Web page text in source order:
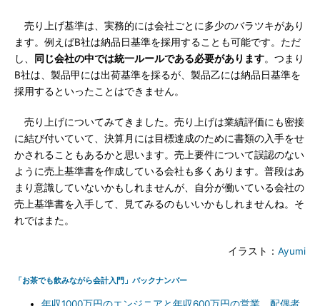
売り上げ基準は、実務的には会社ごとに多少のバラツキがあり
ます。例えばB社は納品日基準を採用することも可能です。ただ
し、
同じ会社の中では統一ルールである必要があります。つまり
B社は、製品甲には出荷基準を採るが、製品乙には納品日基準を
採用するといったことはできません。
売り上げについてみてきました。売り上げは業績評価にも密接
に結び付いていて、決算月には目標達成のために書類の入手をせ
かされることもあるかと思います。売上要件について誤認のない
ように売上基準書を作成している会社も多くあります。普段はあ
まり意識していないかもしれませんが、自分が働いている会社の
売上基準書を入手して、見てみるのもいいかもしれませんね。そ
れではまた。
イラスト： Ayumi
「お茶でも飲みながら会計入門」バックナンバー